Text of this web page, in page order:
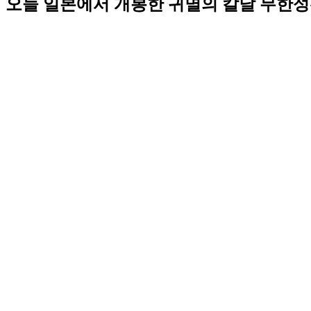
오늘 일본에서 개봉한 귀멸의 칼날 무한